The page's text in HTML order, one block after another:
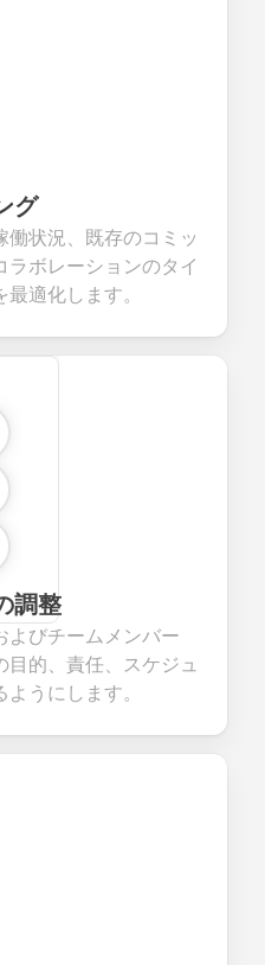
グ
状況、既存のコミッ
ラボレーションのタイ
適化します。
調整
よびチームメンバー
目的、責任、スケジュ
うにします。